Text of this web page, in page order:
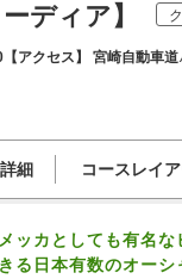
ディア】
【アクセス】 宮崎自動車
細 コースレイ
ッカとしても有名
る日本有数のオーシ